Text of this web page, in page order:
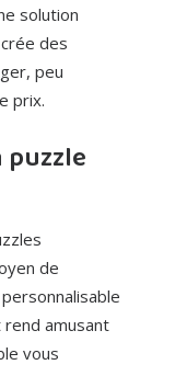
solution
des
peu
prix.
de
rend amusant
vous